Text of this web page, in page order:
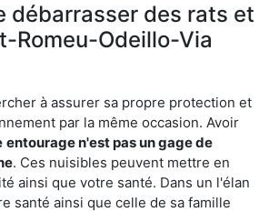
débarrasser des rats et
Romeu-Odeillo-Via
à assurer sa propre protection et
par la même occasion. Avoir
entourage n'est pas un gage de
. Ces nuisibles peuvent mettre en
ainsi que votre santé. Dans un l'élan
santé ainsi que celle de sa famille